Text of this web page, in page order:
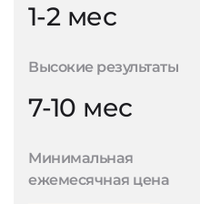
1-2 мес
Высокие результаты
7-10 мес
Минимальная
ежемесячная цена